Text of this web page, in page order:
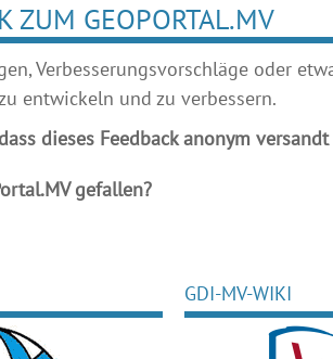
ZUM GEOPORTAL.MV
Verbesserungsvorschläge oder
entwickeln und zu verbessern.
dieses Feedback anonym
gefallen?
GDI-MV-WIKI